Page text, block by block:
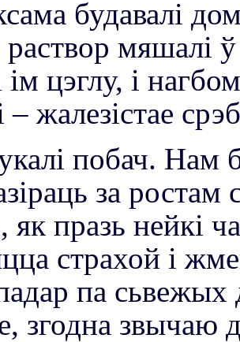
будавалі
мяшалі
ім цэглу, і нагбом
– жалезістае
побач. Нам
за ростам
як празь нейкі
страхой і
па
згодна звычаю